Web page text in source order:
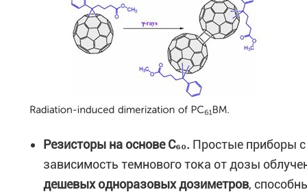
Резисторы на основе C₆₀. Простые приборы
зависимость темнового тока от дозы
дешевых одноразовых дозиметров,